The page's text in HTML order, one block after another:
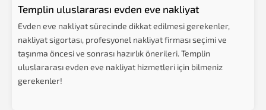
Templin uluslararası evden eve nakliyat
Evden eve nakliyat sürecinde dikkat edilmesi gerekenler,
nakliyat sigortası, profesyonel nakliyat firması seçimi ve
taşınma öncesi ve sonrası hazırlık önerileri. Templin
uluslararası evden eve nakliyat hizmetleri için bilmeniz
gerekenler!